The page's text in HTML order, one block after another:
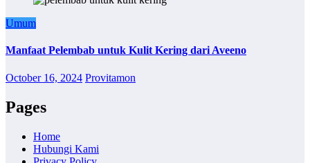
Umum
Manfaat Pelembab untuk Kulit Kering dari Aveeno
October 16, 2024 Provitamon
Pages
Home
Hubungi Kami